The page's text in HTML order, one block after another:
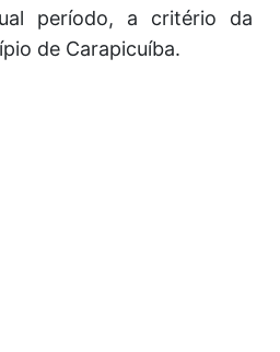
período, a critério da
de Carapicuíba.